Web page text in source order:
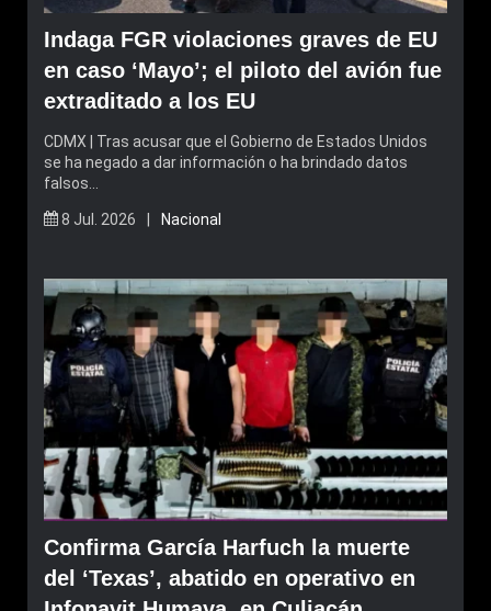
Indaga FGR violaciones graves de EU
en caso ‘Mayo’; el piloto del avión fue
extraditado a los EU
CDMX | Tras acusar que el Gobierno de Estados Unidos
se ha negado a dar información o ha brindado datos
falsos…
8 Jul. 2026 | Nacional
Confirma García Harfuch la muerte
del ‘Texas’, abatido en operativo en